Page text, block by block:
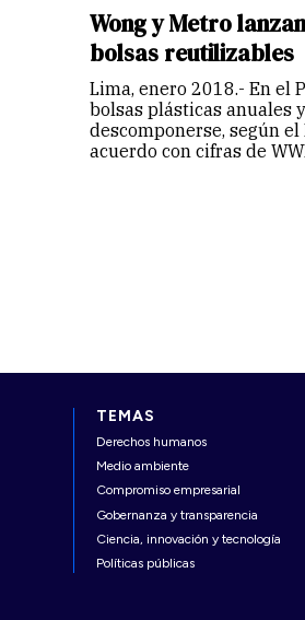
Wong y Metro
bolsas reutilizables
Lima, enero 2018.- En el
bolsas plásticas anuales
descomponerse, según
acuerdo con cifras de
TEMAS
Derechos humanos
Medio ambiente
Compromiso empresarial
Gobernanza y transparencia
Ciencia, innovación y tecnología
Políticas públicas